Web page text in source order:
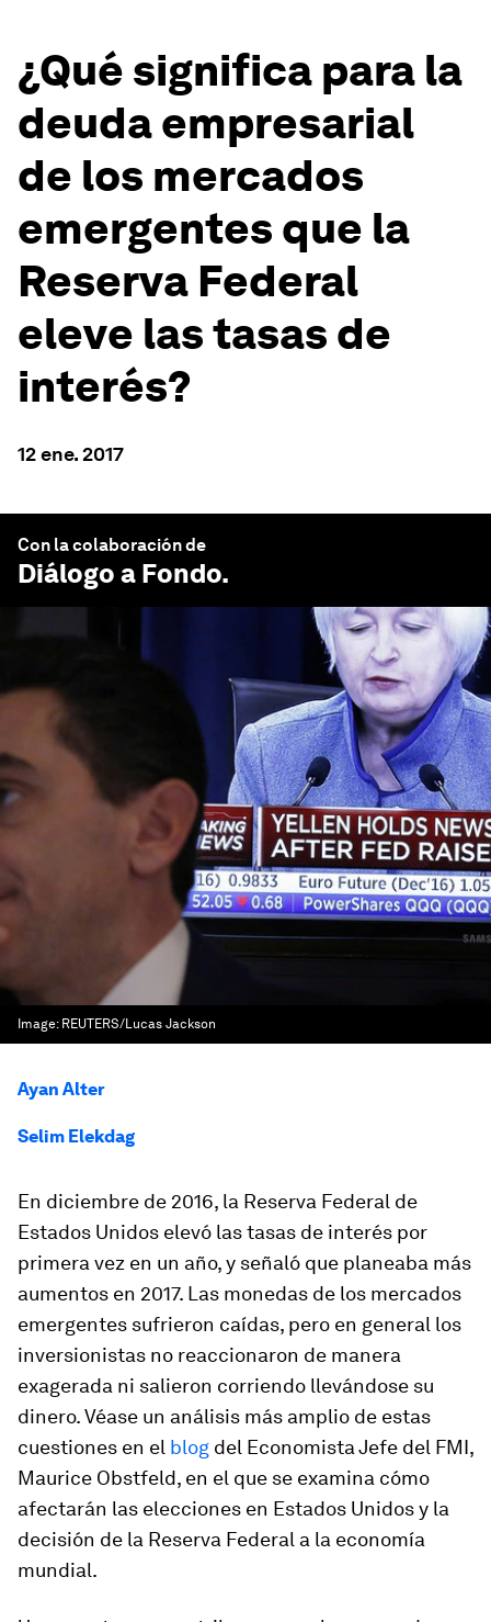
¿Qué significa para la
deuda empresarial
de los mercados
emergentes que la
Reserva Federal
eleve las tasas de
interés?
12 ene. 2017
Con la colaboración de
Diálogo a Fondo.
Image: REUTERS/Lucas Jackson
Ayan Alter
Selim Elekdag
En diciembre de 2016, la Reserva Federal de
Estados Unidos elevó las tasas de interés por
primera vez en un año, y señaló que planeaba más
aumentos en 2017. Las monedas de los mercados
emergentes sufrieron caídas, pero en general los
inversionistas no reaccionaron de manera
exagerada ni salieron corriendo llevándose su
dinero. Véase un análisis más amplio de estas
cuestiones en el blog del Economista Jefe del FMI,
Maurice Obstfeld, en el que se examina cómo
afectarán las elecciones en Estados Unidos y la
decisión de la Reserva Federal a la economía
mundial.